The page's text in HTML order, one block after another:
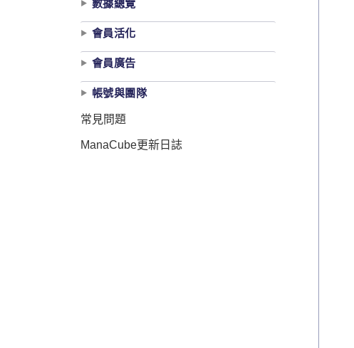
數據總覽
會員活化
會員廣告
帳號與團隊
常見問題
ManaCube更新日誌